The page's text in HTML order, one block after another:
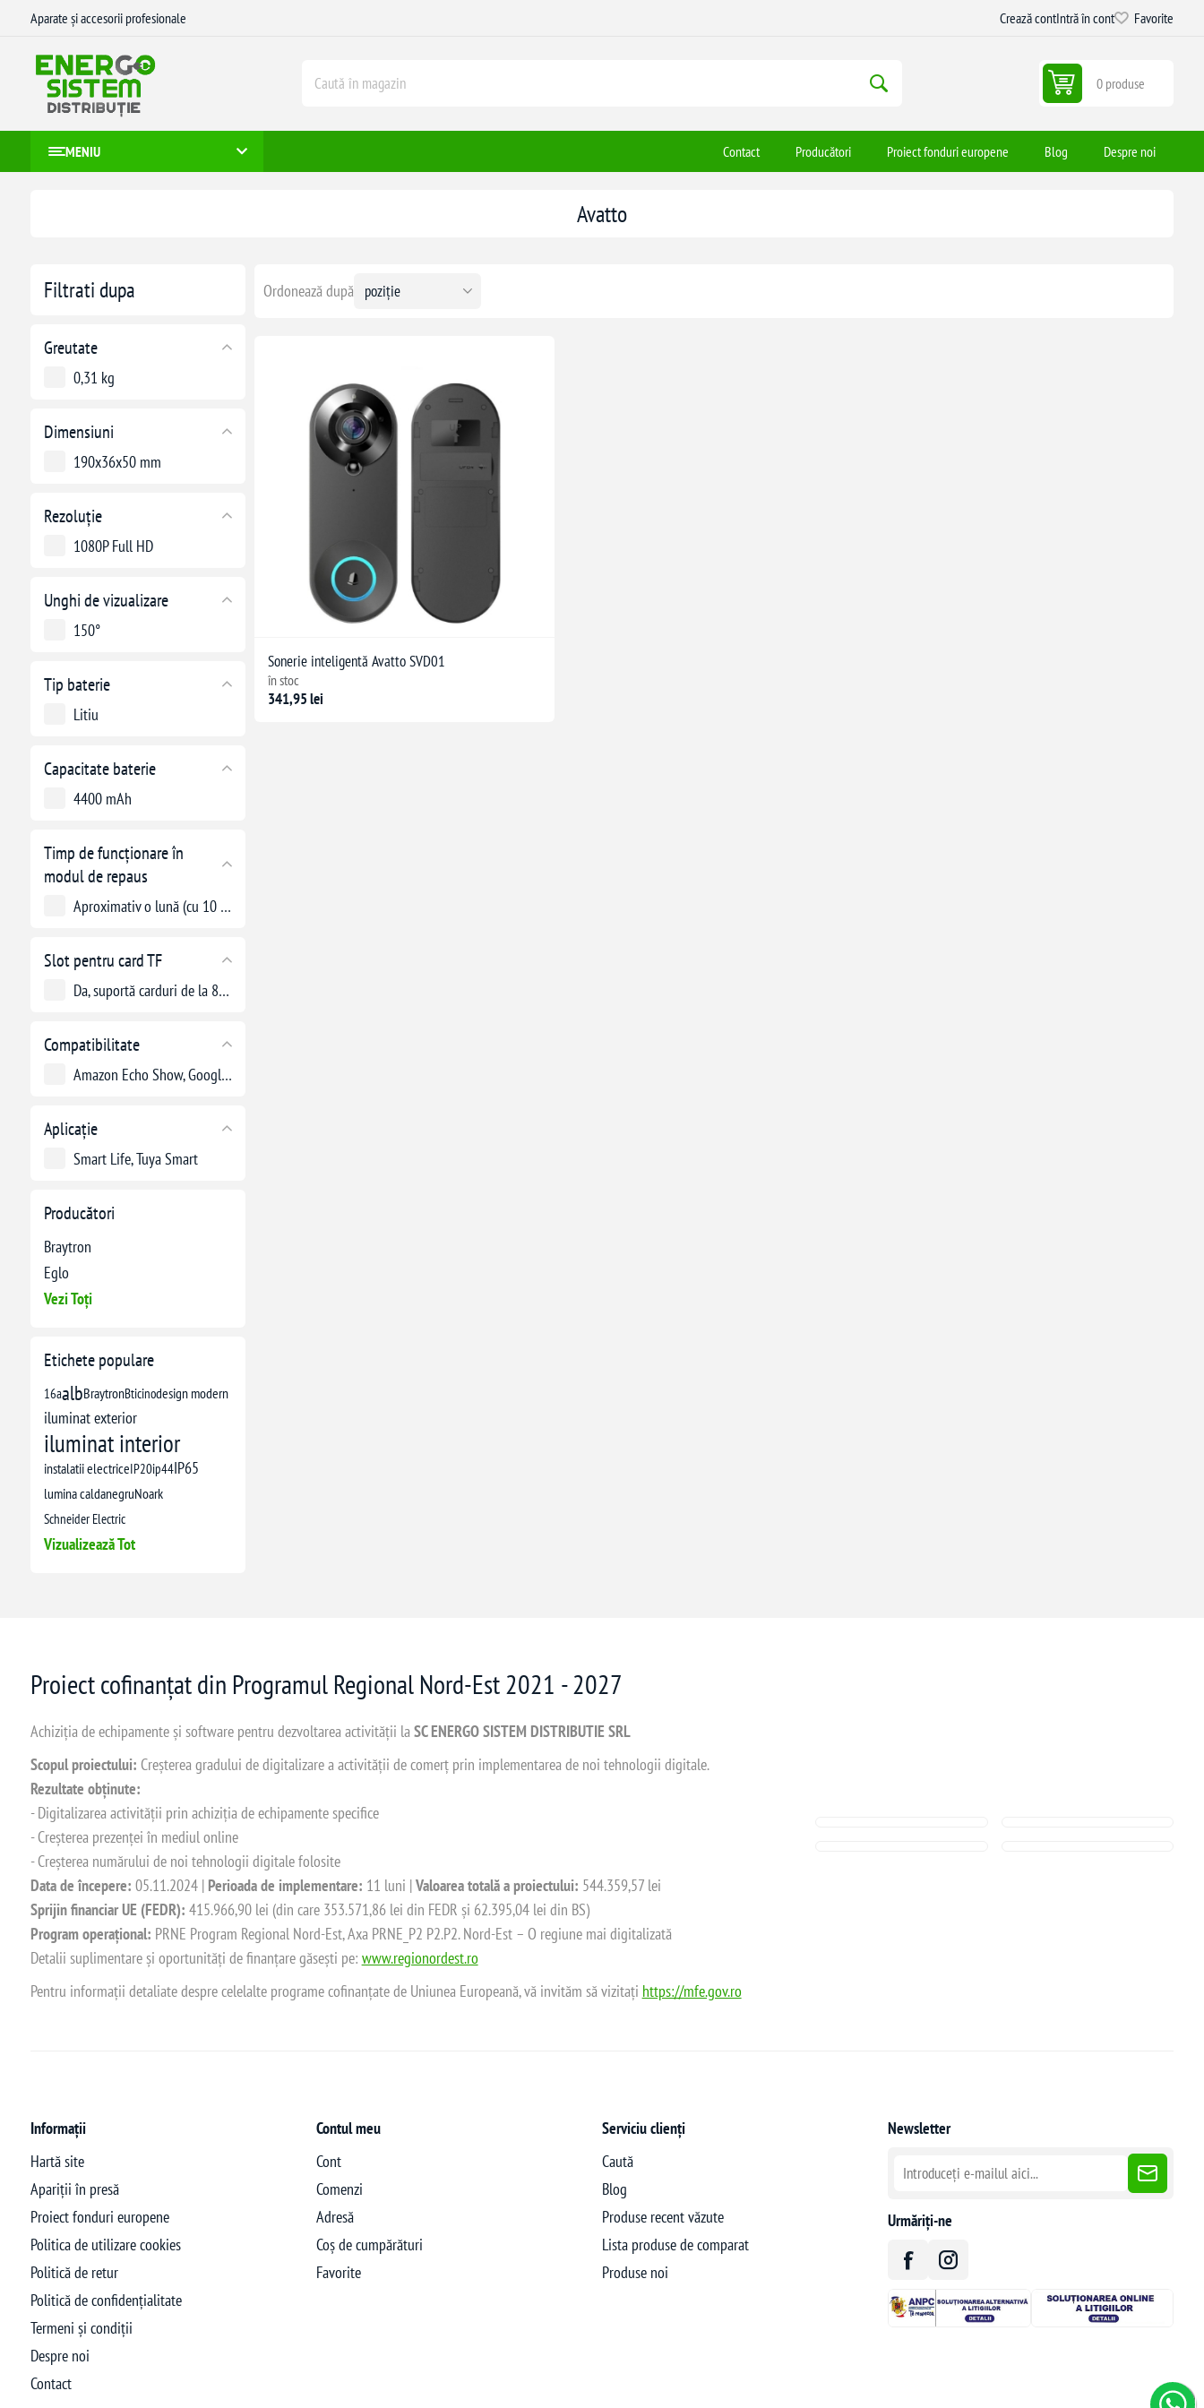
Aparate și accesorii profesionale Crează contIntră în cont Favorite
0 produse
MENIU Contact Producători Proiect fonduri europene Blog Despre noi
Filtrati dupa
Greutate
0,31 kg
Dimensiuni
190x36x50 mm
Rezoluție
1080P Full HD
Unghi de vizualizare
150°
Tip baterie
Litiu
Capacitate baterie
4400 mAh
Timp de funcționare în
modul de repaus
Aproximativ o lună (cu 10 treziri pe zi, câte 15 secunde fiecare)
Slot pentru card TF
Da, suportă carduri de la 8 la 64 GB
Compatibilitate
Amazon Echo Show, Google Home Hub
Aplicație
Smart Life, Tuya Smart
Producători
Braytron
Eglo
Vezi Toți
Etichete populare
16aalbBraytronBticinodesign modern
iluminat exterior
iluminat interior
instalatii electriceIP20ip44IP65
lumina caldanegruNoark
Schneider Electric
Vizualizează Tot
Avatto
Ordonează după
Sonerie inteligentă Avatto SVD01
în stoc
341,95 lei
Proiect cofinanțat din Programul Regional Nord-Est 2021 - 2027
Achiziția de echipamente și software pentru dezvoltarea activității laSC ENERGO SISTEM DISTRIBUTIE SRL
Scopul proiectului: Creșterea gradului de digitalizare a activității de comerț prin implementarea de noi tehnologii digitale.
Rezultate obținute:
- Digitalizarea activității prin achiziția de echipamente specifice
- Creșterea prezenței în mediul online
- Creșterea numărului de noi tehnologii digitale folosite
Data de începere: 05.11.2024 | Perioada de implementare: 11 luni |Valoarea totală a proiectului: 544.359,57 lei
Sprijin financiar UE (FEDR): 415.966,90 lei (din care 353.571,86 lei din FEDR și 62.395,04 lei din BS)
Program operațional: PRNE Program Regional Nord-Est, Axa PRNE_P2 P2.P2. Nord-Est – O regiune mai digitalizată
Detalii suplimentare și oportunități de finanțare găsești pe: www.regionordest.ro
Pentru informații detaliate despre celelalte programe cofinanțate de Uniunea Europeană, vă invităm să vizitați https://mfe.gov.ro
Informații
Hartă site
Apariții în presă
Proiect fonduri europene
Politica de utilizare cookies
Politică de retur
Politică de confidențialitate
Termeni și condiții
Despre noi
Contact
Contul meu
Cont
Comenzi
Adresă
Coș de cumpărături
Favorite
Serviciu clienți
Caută
Blog
Produse recent văzute
Lista produse de comparat
Produse noi
Newsletter
Urmăriți-ne